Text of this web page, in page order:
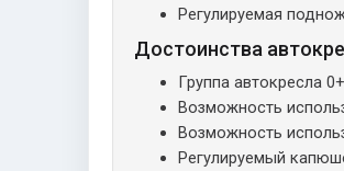
Регулируемая
Достоинства
Группа автокресла
Возможность
Возможность
Регулируемый